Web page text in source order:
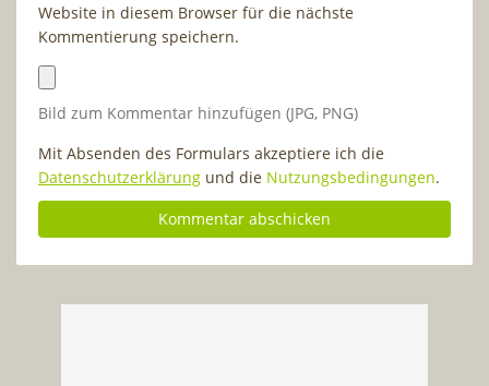
Website in diesem Browser für die nächste
Kommentierung speichern.
Bild zum Kommentar hinzufügen (JPG, PNG)
Mit Absenden des Formulars akzeptiere ich die
Datenschutzerklärung und die Nutzungsbedingungen.